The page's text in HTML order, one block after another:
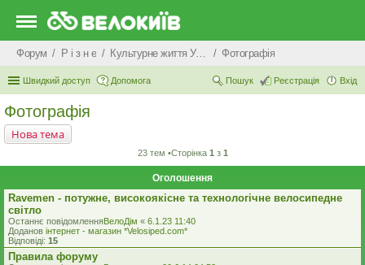
Форум Р i з н е Культурне життя України: турбота про духовну спадщину країни, та культурний розвиток генофонду нації Фотографія
Швидкий доступ Допомога Вхід
Реєстрація
Пошук
Фотографія
Нова тема
23 тем •Сторінка 1 з 1
Оголошення
Ravemen - потужне, високоякісне та технологічне велосипедне
світло
Останнє повідомленняВелоДім « 6.1.23 11:40
Доданов iнтернет - магазин *Velosiped.com*
Відповіді: 15
Правила форуму